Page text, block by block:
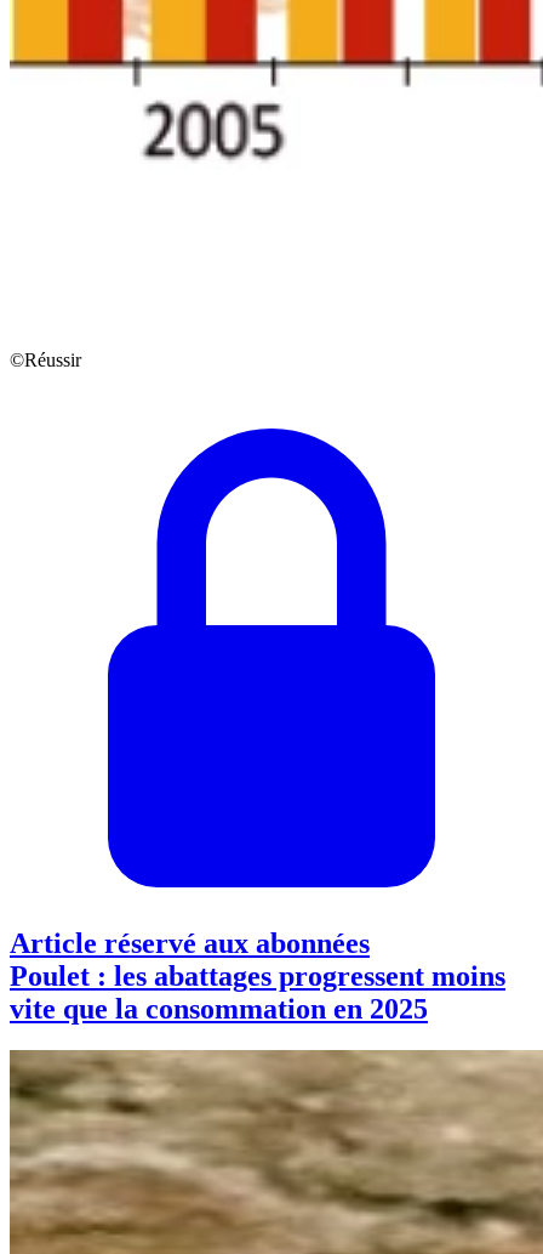
©Réussir
Article réservé aux abonnées
Poulet : les abattages progressent moins
vite que la consommation en 2025